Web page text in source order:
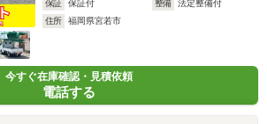
保証
保証付 整備
法定整備付
住所
福岡県宮若市
今すぐ在庫確認・見積依頼
電話する